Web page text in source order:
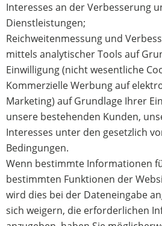
Interesses an der Verbesserung
Dienstleistungen;
Reichweitenmessung und
mittels analytischer Tools auf
Einwilligung (nicht wesentliche
Kommerzielle Werbung auf
Marketing) auf Grundlage Ihrer
unsere bestehenden Kunden,
Interesses unter den gesetzlich
Bedingungen.
Wenn bestimmte Informationen
bestimmten Funktionen der
wird dies bei der Dateneingabe
sich weigern, die erforderlichen